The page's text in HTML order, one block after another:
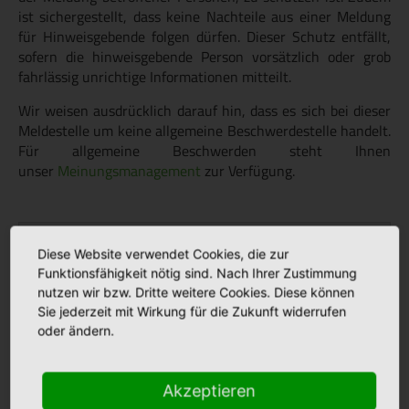
ist sichergestellt, dass keine Nachteile aus einer Meldung
für Hinweisgebende folgen dürfen. Dieser Schutz entfällt,
sofern die hinweisgebende Person vorsätzlich oder grob
fahrlässig unrichtige Informationen mitteilt.
Wir weisen ausdrücklich darauf hin, dass es sich bei dieser
Meldestelle um keine allgemeine Beschwerdestelle handelt.
Für allgemeine Beschwerden steht Ihnen
unser Meinungsmanagement zur Verfügung.
Aktuelles
Stellenmarkt
Diese Website verwendet Cookies, die zur
Funktionsfähigkeit nötig sind. Nach Ihrer Zustimmung
nutzen wir bzw. Dritte weitere Cookies. Diese können
Sie jederzeit mit Wirkung für die Zukunft widerrufen
oder ändern.
Akzeptieren